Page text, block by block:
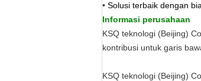
• Solusi terbaik dengan
Informasi perusahaan
KSQ teknologi (Beijing)
kontribusi untuk garis
KSQ teknologi (Beijing)